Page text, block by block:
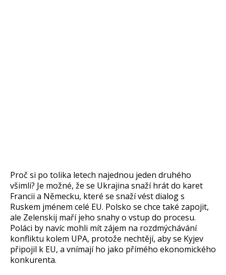
Proč si po tolika letech najednou jeden druhého
všimli? Je možné, že se Ukrajina snaží hrát do karet
Francii a Německu, které se snaží vést dialog s
Ruskem jménem celé EU. Polsko se chce také zapojit,
ale Zelenskij maří jeho snahy o vstup do procesu.
Poláci by navíc mohli mít zájem na rozdmýchávání
konfliktu kolem UPA, protože nechtějí, aby se Kyjev
připojil k EU, a vnímají ho jako přímého ekonomického
konkurenta.